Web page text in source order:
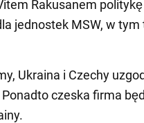
Rakusanem
jednostek MSW, w tym
Ukraina i Czechy
czeska firma